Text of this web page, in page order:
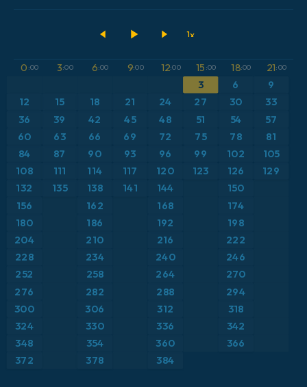
ICON ドイツ 2 km
イタリア
オーストリア
ギリシャ
スイス
スカンジナビア
スペイン
トルコ
気温異常（2m）
気温異常（850hPa）
気温（2m）
気温（850hPa）
積雪深
突風
突風（最大）
0 :00 3:00 6:00 9:00 12:00 15 :00 18:00 21:00
3 6
9
12
15 18 21 24 27 30 33
36 39 42 45 48 51 54
57
60
63 66 69 72 75 78 81
84 87 90 93 96 99 102 105
108 111 114 117 120 123 126 129
132 135 138 141 144
150
156
162 168
174
180
186 192
198
204
210 216 222
228 234 240 246
252 258 264
270
276
282 288
294
300
306 312
318
324
330 336 342
348 354 360 366
372 378 384